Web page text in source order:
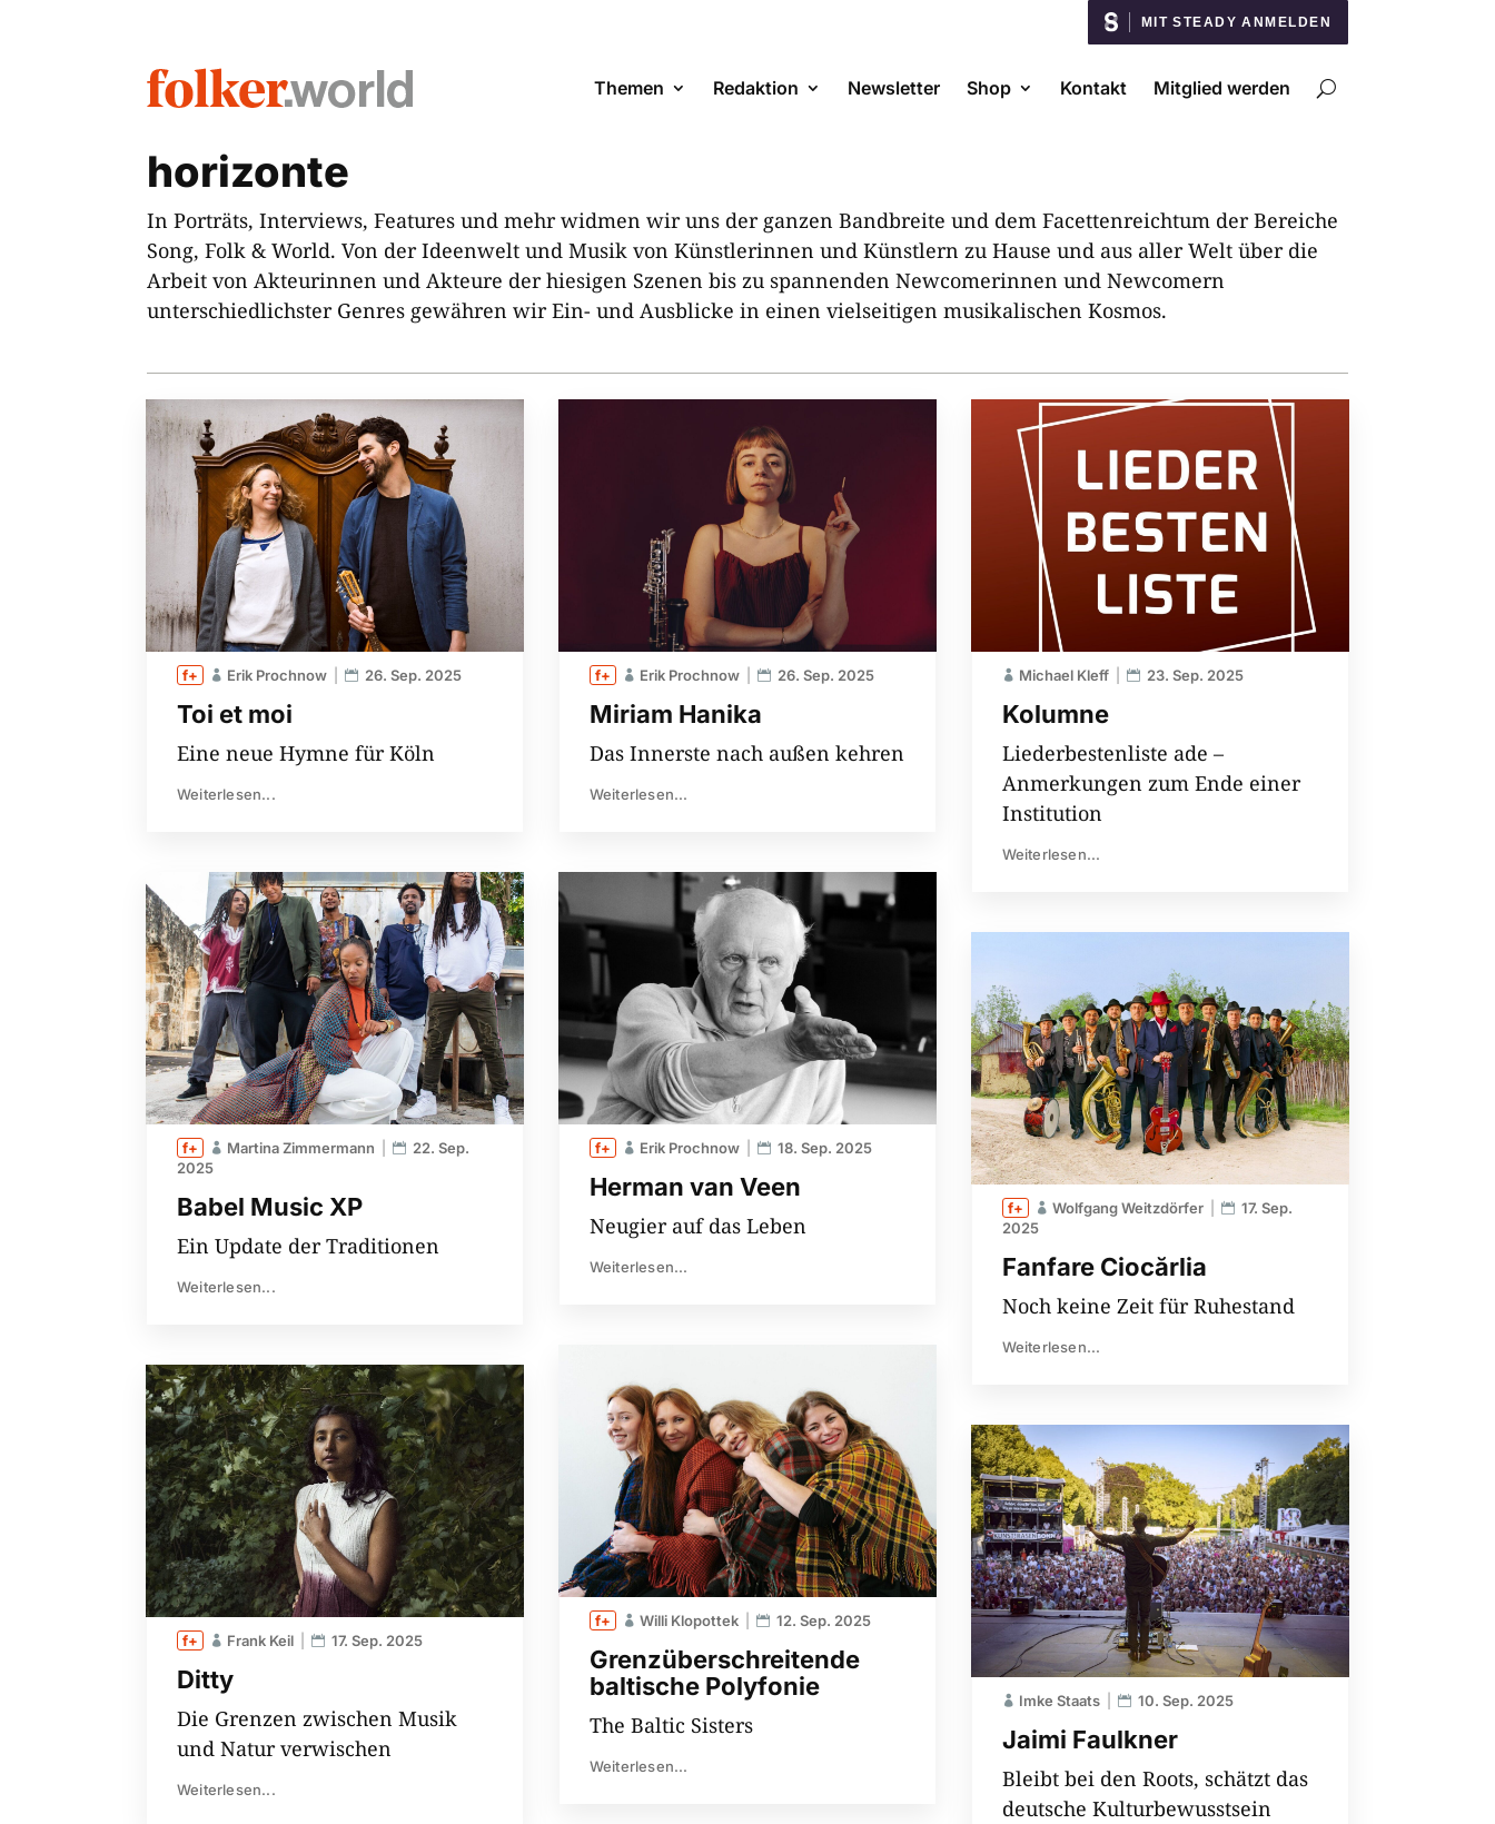
MIT STEADY ANMELDEN
Themen Redaktion Newsletter Shop Kontakt Mitglied werden
horizonte
In Porträts, Interviews, Features und mehr widmen wir uns der ganzen Bandbreite und dem Facettenreichtum der Bereiche
Song, Folk & World. Von der Ideenwelt und Musik von Künstlerinnen und Künstlern zu Hause und aus aller Welt über die
Arbeit von Akteurinnen und Akteure der hiesigen Szenen bis zu spannenden Newcomerinnen und Newcomern
unterschiedlichster Genres gewähren wir Ein- und Ausblicke in einen vielseitigen musikalischen Kosmos.
Toi et moi
Erik Prochnow 26. Sep. 2025
Eine neue Hymne für Köln
Weiterlesen...
Babel Music XP
Martina Zimmermann
22. Sep.
2025
Ein Update der Traditionen
Weiterlesen...
Ditty
Frank Keil 17. Sep. 2025
Die Grenzen zwischen Musik
und Natur verwischen
Weiterlesen...
Miriam Hanika
Erik Prochnow 26. Sep. 2025
Das Innerste nach außen kehren
Weiterlesen...
Herman van Veen
Erik Prochnow 18. Sep. 2025
Neugier auf das Leben
Weiterlesen...
Grenzüberschreitende
baltische Polyfonie
Willi Klopottek 12. Sep. 2025
The Baltic Sisters
Weiterlesen...
Kolumne
Michael Kleff 23. Sep. 2025
Liederbestenliste ade –
Anmerkungen zum Ende einer
Institution
Weiterlesen...
Fanfare Ciocărlia
Wolfgang Weitzdörfer
17. Sep.
2025
Noch keine Zeit für Ruhestand
Weiterlesen...
Jaimi Faulkner
Imke Staats 10. Sep. 2025
Bleibt bei den Roots, schätzt das
deutsche Kulturbewusstsein